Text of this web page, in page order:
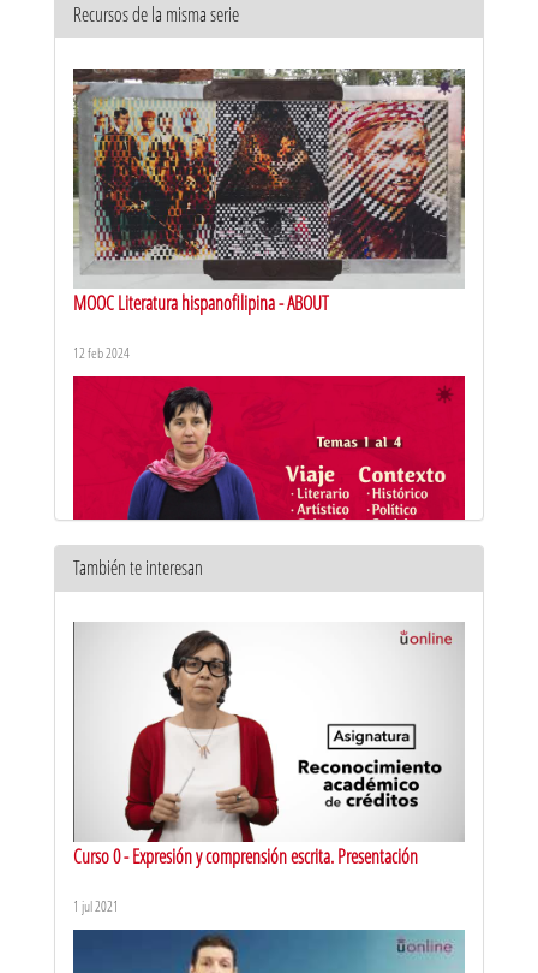
Recursos de la misma serie
MOOC Literatura hispanofilipina - ABOUT
12 feb 2024
El tornaviaje: rasgos comunes y peculiaridades
También te interesan
Curso 0 - Expresión y comprensión escrita. Presentación
1 jul 2021